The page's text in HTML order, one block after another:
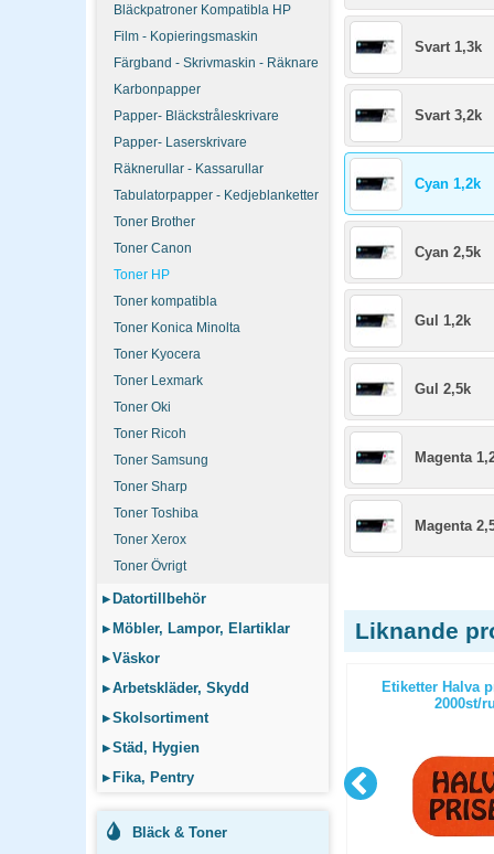
Bläckpatroner Kompatibla HP
Film - Kopieringsmaskin
Färgband - Skrivmaskin - Räknare
Karbonpapper
Papper- Bläckstråleskrivare
Papper- Laserskrivare
Räknerullar - Kassarullar
Tabulatorpapper - Kedjeblanketter
Toner Brother
Toner Canon
Toner HP
Toner kompatibla
Toner Konica Minolta
Toner Kyocera
Toner Lexmark
Toner Oki
Toner Ricoh
Toner Samsung
Toner Sharp
Toner Toshiba
Toner Xerox
Toner Övrigt
▸ Datortillbehör
▸ Möbler, Lampor, Elartiklar
▸Väskor
▸Arbetskläder, Skydd
▸Skolsortiment
▸Städ, Hygien
▸ Fika, Pentry
Bläck & Toner
Svart 1,3k
Svart 3,2k
Cyan 1,2k
Cyan 2,5k
Gul 1,2k
Gul 2,5k
Magenta
Magenta
Liknande
Toner HP CB390A 19,5k svart
Etiketter Halva
2000st/